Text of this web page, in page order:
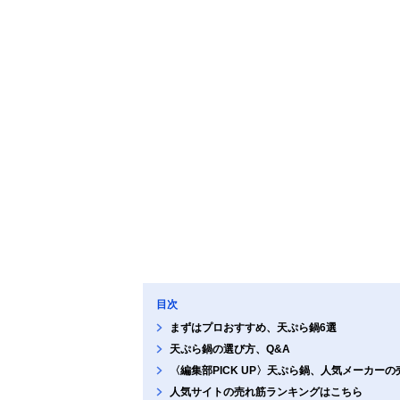
目次
まずはプロおすすめ、天ぷら鍋6選
天ぷら鍋の選び方、Q&A
〈編集部PICK UP〉天ぷら鍋、人気メーカーの
人気サイトの売れ筋ランキングはこちら